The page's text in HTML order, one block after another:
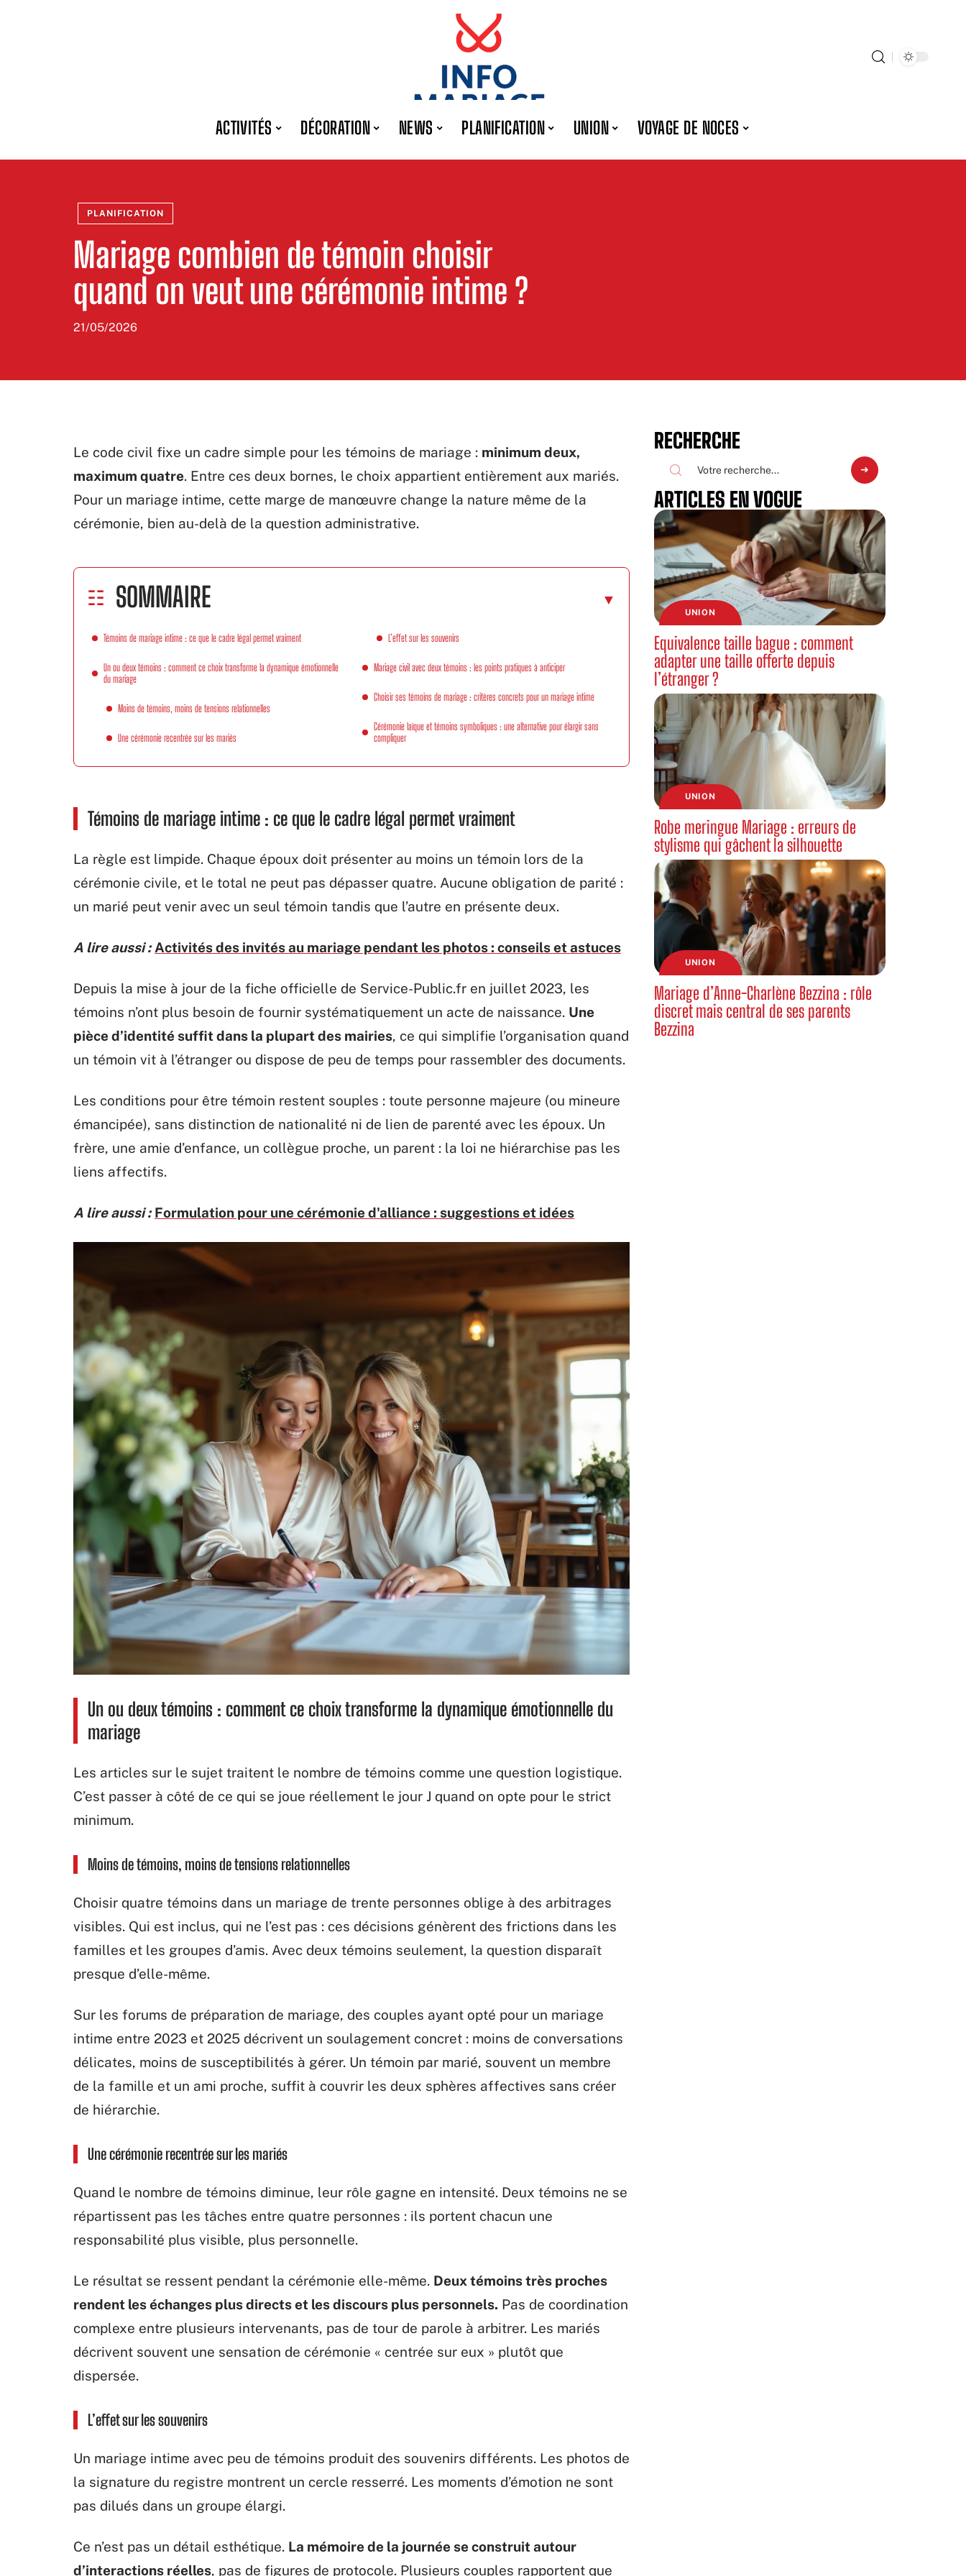
ACTIVITÉS DÉCORATION NEWS PLANIFICATION UNION VOYAGE DE NOCES
PLANIFICATION
Mariage combien de témoin choisir
quand on veut une cérémonie intime ?
21/05/2026
Le code civil fixe un cadre simple pour les témoins de mariage : minimum deux,
maximum quatre. Entre ces deux bornes, le choix appartient entièrement aux mariés.
Pour un mariage intime, cette marge de manœuvre change la nature même de la
cérémonie, bien au-delà de la question administrative.
SOMMAIRE
Témoins de mariage intime : ce que le cadre légal permet vraiment
Un ou deux témoins : comment ce choix transforme la dynamique émotionnelle
du mariage
Moins de témoins, moins de tensions relationnelles
Une cérémonie recentrée sur les mariés
L’effet sur les souvenirs
Mariage civil avec deux témoins : les points pratiques à anticiper
Choisir ses témoins de mariage : critères concrets pour un mariage intime
Cérémonie laïque et témoins symboliques : une alternative pour élargir sans
compliquer
Témoins de mariage intime : ce que le cadre légal permet vraiment
La règle est limpide. Chaque époux doit présenter au moins un témoin lors de la
cérémonie civile, et le total ne peut pas dépasser quatre. Aucune obligation de parité :
un marié peut venir avec un seul témoin tandis que l’autre en présente deux.
A lire aussi : Activités des invités au mariage pendant les photos : conseils et astuces
Depuis la mise à jour de la fiche officielle de Service-Public.fr en juillet 2023, les
témoins n’ont plus besoin de fournir systématiquement un acte de naissance. Une
pièce d’identité suffit dans la plupart des mairies, ce qui simplifie l’organisation quand
un témoin vit à l’étranger ou dispose de peu de temps pour rassembler des documents.
Les conditions pour être témoin restent souples : toute personne majeure (ou mineure
émancipée), sans distinction de nationalité ni de lien de parenté avec les époux. Un
frère, une amie d’enfance, un collègue proche, un parent : la loi ne hiérarchise pas les
liens affectifs.
A lire aussi : Formulation pour une cérémonie d'alliance : suggestions et idées
Un ou deux témoins : comment ce choix transforme la dynamique émotionnelle du
mariage
Les articles sur le sujet traitent le nombre de témoins comme une question logistique.
C’est passer à côté de ce qui se joue réellement le jour J quand on opte pour le strict
minimum.
Moins de témoins, moins de tensions relationnelles
Choisir quatre témoins dans un mariage de trente personnes oblige à des arbitrages
visibles. Qui est inclus, qui ne l’est pas : ces décisions génèrent des frictions dans les
familles et les groupes d’amis. Avec deux témoins seulement, la question disparaît
presque d’elle-même.
Sur les forums de préparation de mariage, des couples ayant opté pour un mariage
intime entre 2023 et 2025 décrivent un soulagement concret : moins de conversations
délicates, moins de susceptibilités à gérer. Un témoin par marié, souvent un membre
de la famille et un ami proche, suffit à couvrir les deux sphères affectives sans créer
de hiérarchie.
Une cérémonie recentrée sur les mariés
Quand le nombre de témoins diminue, leur rôle gagne en intensité. Deux témoins ne se
répartissent pas les tâches entre quatre personnes : ils portent chacun une
responsabilité plus visible, plus personnelle.
Le résultat se ressent pendant la cérémonie elle-même. Deux témoins très proches
rendent les échanges plus directs et les discours plus personnels. Pas de coordination
complexe entre plusieurs intervenants, pas de tour de parole à arbitrer. Les mariés
décrivent souvent une sensation de cérémonie « centrée sur eux » plutôt que
dispersée.
L’effet sur les souvenirs
Un mariage intime avec peu de témoins produit des souvenirs différents. Les photos de
la signature du registre montrent un cercle resserré. Les moments d’émotion ne sont
pas dilués dans un groupe élargi.
Ce n’est pas un détail esthétique. La mémoire de la journée se construit autour
d’interactions réelles, pas de figures de protocole. Plusieurs couples rapportent que
RECHERCHE
ARTICLES EN VOGUE
UNION
Equivalence taille bague : comment
adapter une taille offerte depuis
l’étranger ?
UNION
Robe meringue Mariage : erreurs de
stylisme qui gâchent la silhouette
UNION
Mariage d’Anne-Charlène Bezzina : rôle
discret mais central de ses parents
Bezzina